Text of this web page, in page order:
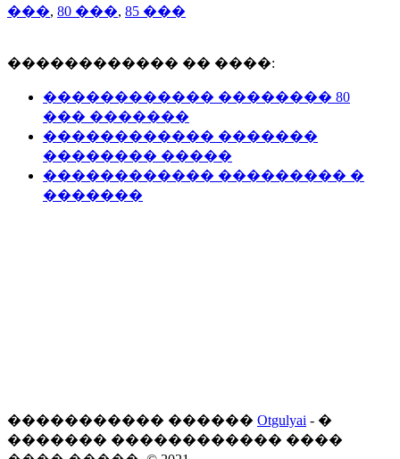
���, 80 ���, 85 ���
������������ �� ����:
������������ �������� 80
��� �������
������������ �������
�������� �����
������������ ��������� �
�������
����������� ������ Otgulyai - �
������� ������������ ����